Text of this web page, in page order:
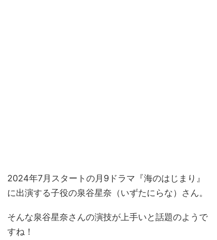
2024年7月スタートの月9ドラマ『海のはじまり』
に出演する子役の泉谷星奈（いずたにらな）さん。
そんな泉谷星奈さんの演技が上手いと話題のようで
すね！